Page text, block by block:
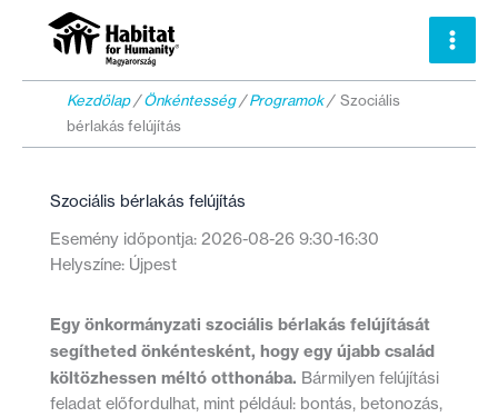
Kezdőlap/Önkéntesség/Programok/ Szociális
bérlakás felújítás
Szociális bérlakás felújítás
Esemény időpontja: 2026-08-26 9:30-16:30
Helyszíne: Újpest
Egy önkormányzati szociális bérlakás felújítását
segítheted önkéntesként, hogy egy újabb család
költözhessen méltó otthonába. Bármilyen felújítási
feladat előfordulhat, mint például: bontás, betonozás,